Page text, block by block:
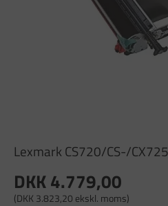
Lexmark CS720/CS-/
DKK 4.779,00
(DKK 3.823,20 ekskl. moms)